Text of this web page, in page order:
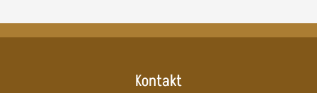
Kontakt